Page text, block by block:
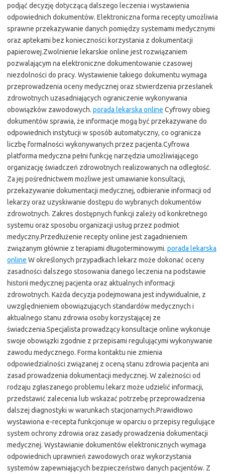
podjąć decyzję dotyczącą dalszego leczenia i wystawienia
odpowiednich dokumentów. Elektroniczna forma recepty umożliwia
sprawne przekazywanie danych pomiędzy systemami medycznymi
oraz aptekami bez konieczności korzystania z dokumentacji
papierowej.Zwolnienie lekarskie online jest rozwiązaniem
pozwalającym na elektroniczne dokumentowanie czasowej
niezdolności do pracy. Wystawienie takiego dokumentu wymaga
przeprowadzenia oceny medycznej oraz stwierdzenia przesłanek
zdrowotnych uzasadniających ograniczenie wykonywania
obowiązków zawodowych. porada lekarska online Cyfrowy obieg
dokumentów sprawia, że informacje mogą być przekazywane do
odpowiednich instytucji w sposób automatyczny, co ogranicza
liczbę formalności wykonywanych przez pacjenta.Cyfrowa
platforma medyczna pełni funkcję narzędzia umożliwiającego
organizację świadczeń zdrowotnych realizowanych na odległość.
Za jej pośrednictwem możliwe jest umawianie konsultacji,
przekazywanie dokumentacji medycznej, odbieranie informacji od
lekarzy oraz uzyskiwanie dostępu do wybranych dokumentów
zdrowotnych. Zakres dostępnych funkcji zależy od konkretnego
systemu oraz sposobu organizacji usług przez podmiot
medyczny.Przedłużenie recepty online jest zagadnieniem
związanym głównie z terapiami długoterminowymi. porada lekarska
online W określonych przypadkach lekarz może dokonać oceny
zasadności dalszego stosowania danego leczenia na podstawie
historii medycznej pacjenta oraz aktualnych informacji
zdrowotnych. Każda decyzja podejmowana jest indywidualnie, z
uwzględnieniem obowiązujących standardów medycznych i
aktualnego stanu zdrowia osoby korzystającej ze
świadczenia.Specjalista prowadzący konsultacje online wykonuje
swoje obowiązki zgodnie z przepisami regulującymi wykonywanie
zawodu medycznego. Forma kontaktu nie zmienia
odpowiedzialności związanej z oceną stanu zdrowia pacjenta ani
zasad prowadzenia dokumentacji medycznej. W zależności od
rodzaju zgłaszanego problemu lekarz może udzielić informacji,
przedstawić zalecenia lub wskazać potrzebę przeprowadzenia
dalszej diagnostyki w warunkach stacjonarnych.Prawidłowo
wystawiona e-recepta funkcjonuje w oparciu o przepisy regulujące
system ochrony zdrowia oraz zasady prowadzenia dokumentacji
medycznej. Wystawianie dokumentów elektronicznych wymaga
odpowiednich uprawnień zawodowych oraz wykorzystania
systemów zapewniających bezpieczeństwo danych pacjentów. Z